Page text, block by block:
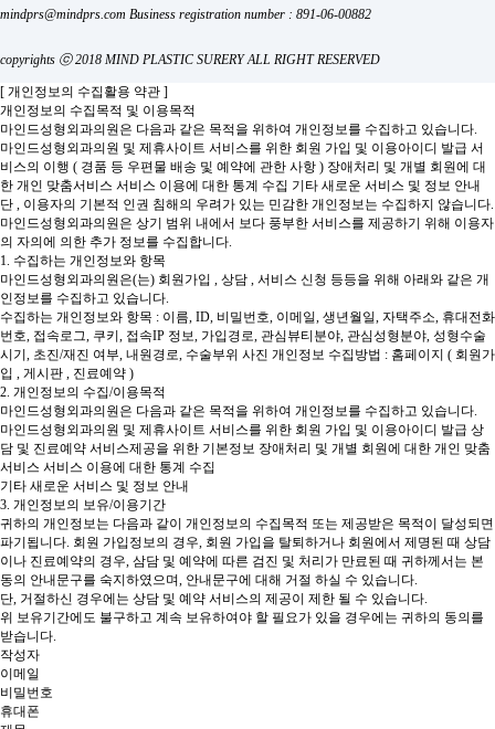
mindprs@mindprs.com Business registration number : 891-06-00882
copyrights ⓒ 2018 MIND PLASTIC SURERY ALL RIGHT RESERVED
[ 개인정보의 수집활용 약관 ]
개인정보의 수집목적 및 이용목적
마인드성형외과의원은 다음과 같은 목적을 위하여 개인정보를 수집하고 있습니다.
마인드성형외과의원 및 제휴사이트 서비스를 위한 회원 가입 및 이용아이디 발급 서
비스의 이행 ( 경품 등 우편물 배송 및 예약에 관한 사항 ) 장애처리 및 개별 회원에 대
한 개인 맞춤서비스 서비스 이용에 대한 통계 수집 기타 새로운 서비스 및 정보 안내
단 , 이용자의 기본적 인권 침해의 우려가 있는 민감한 개인정보는 수집하지 않습니다.
마인드성형외과의원은 상기 범위 내에서 보다 풍부한 서비스를 제공하기 위해 이용자
의 자의에 의한 추가 정보를 수집합니다.
1. 수집하는 개인정보와 항목
마인드성형외과의원은(는) 회원가입 , 상담 , 서비스 신청 등등을 위해 아래와 같은 개
인정보를 수집하고 있습니다.
수집하는 개인정보와 항목 : 이름, ID, 비밀번호, 이메일, 생년월일, 자택주소, 휴대전화
번호, 접속로그, 쿠키, 접속IP 정보, 가입경로, 관심뷰티분야, 관심성형분야, 성형수술
시기, 초진/재진 여부, 내원경로, 수술부위 사진 개인정보 수집방법 : 홈페이지 ( 회원가
입 , 게시판 , 진료예약 )
2. 개인정보의 수집/이용목적
마인드성형외과의원은 다음과 같은 목적을 위하여 개인정보를 수집하고 있습니다.
마인드성형외과의원 및 제휴사이트 서비스를 위한 회원 가입 및 이용아이디 발급 상
담 및 진료예약 서비스제공을 위한 기본정보 장애처리 및 개별 회원에 대한 개인 맞춤
서비스 서비스 이용에 대한 통계 수집
기타 새로운 서비스 및 정보 안내
3. 개인정보의 보유/이용기간
귀하의 개인정보는 다음과 같이 개인정보의 수집목적 또는 제공받은 목적이 달성되면
파기됩니다. 회원 가입정보의 경우, 회원 가입을 탈퇴하거나 회원에서 제명된 때 상담
이나 진료예약의 경우, 삼담 및 예약에 따른 검진 및 처리가 만료된 때 귀하께서는 본
동의 안내문구를 숙지하였으며, 안내문구에 대해 거절 하실 수 있습니다.
단, 거절하신 경우에는 상담 및 예약 서비스의 제공이 제한 될 수 있습니다.
위 보유기간에도 불구하고 계속 보유하여야 할 필요가 있을 경우에는 귀하의 동의를
받습니다.
작성자
이메일
비밀번호
휴대폰